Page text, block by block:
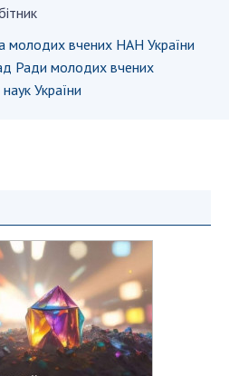
наук
та НАН України
молодих вчених НАН України
Ради молодих вчених
України